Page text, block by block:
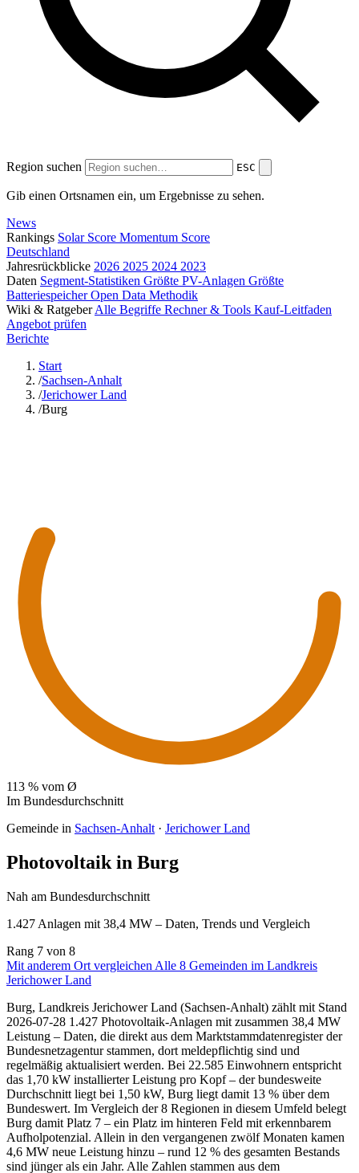
Region suchen ESC
Gib einen Ortsnamen ein, um Ergebnisse zu sehen.
News
Rankings Solar Score Momentum Score
Deutschland
Jahresrückblicke 2026 2025 2024 2023
Daten Segment-Statistiken Größte PV-Anlagen Größte
BatteriespeicherOpen Data Methodik
Wiki & Ratgeber Alle Begriffe Rechner & Tools Kauf-Leitfaden
Angebot prüfen
Berichte
Start
/Sachsen-Anhalt
/Jerichower Land
/Burg
113 % vom Ø
Im Bundesdurchschnitt
Gemeinde in Sachsen-Anhalt · Jerichower Land
Photovoltaik in Burg
Nah am Bundesdurchschnitt
1.427 Anlagen mit 38,4 MW – Daten, Trends und Vergleich
Rang 7 von 8
Mit anderem Ort vergleichen Alle 8 Gemeinden im Landkreis
Jerichower Land
Burg, Landkreis Jerichower Land (Sachsen-Anhalt) zählt mit Stand
2026-07-28 1.427 Photovoltaik-Anlagen mit zusammen 38,4 MW
Leistung – Daten, die direkt aus dem Marktstammdatenregister der
Bundesnetzagentur stammen, dort meldepflichtig sind und
regelmäßig aktualisiert werden. Bei 22.585 Einwohnern entspricht
das 1,70 kW installierter Leistung pro Kopf – der bundesweite
Durchschnitt liegt bei 1,50 kW, Burg liegt damit 13 % über dem
Bundeswert. Im Vergleich der 8 Regionen in diesem Umfeld belegt
Burg damit Platz 7 – ein Platz im hinteren Feld mit erkennbarem
Aufholpotenzial. Allein in den vergangenen zwölf Monaten kamen
4,6 MW neue Leistung hinzu – rund 12 % des gesamten Bestands
sind jünger als ein Jahr. Alle Zahlen stammen aus dem